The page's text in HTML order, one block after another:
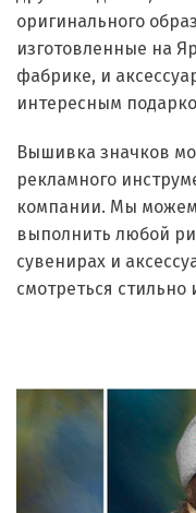
оригинального
изготовленные на
фабрике, и
интересным
Вышивка значков
рекламного
компании. Мы
выполнить любой
сувенирах и
смотреться стильно